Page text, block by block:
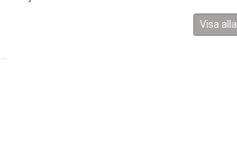
Visa alla